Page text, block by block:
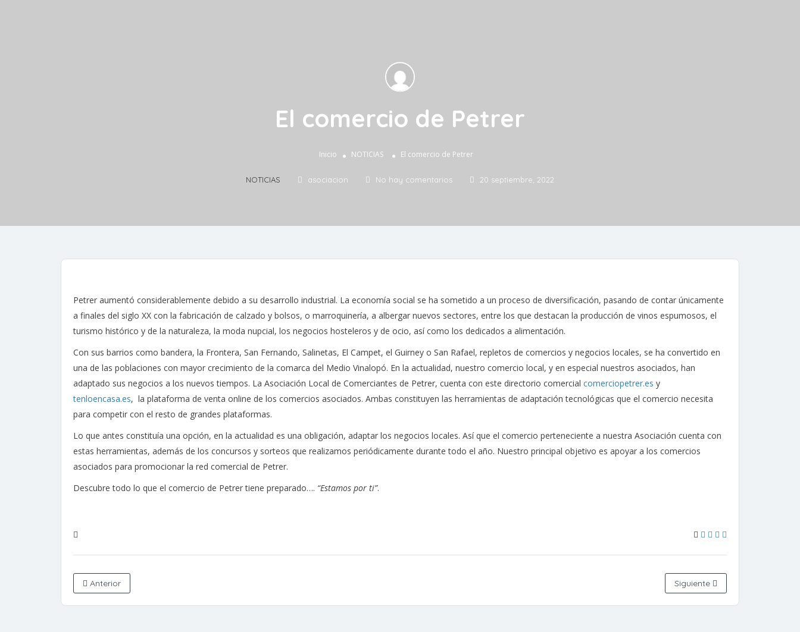
El comercio de Petrer
Inicio NOTICIAS El comercio de Petrer
NOTICIAS asociacion No hay comentarios 20 septiembre, 2022
Petrer aumentó considerablemente debido a su desarrollo industrial. La economía social se ha sometido a un proceso de diversificación, pasando de contar únicamente
a finales del siglo XX con la fabricación de calzado y bolsos, o marroquinería, a albergar nuevos sectores, entre los que destacan la producción de vinos espumosos, el
turismo histórico y de la naturaleza, la moda nupcial, los negocios hosteleros y de ocio, así como los dedicados a alimentación.
Con sus barrios como bandera, la Frontera, San Fernando, Salinetas, El Campet, el Guirney o San Rafael, repletos de comercios y negocios locales, se ha convertido en
una de las poblaciones con mayor crecimiento de la comarca del Medio Vinalopó. En la actualidad, nuestro comercio local, y en especial nuestros asociados, han
adaptado sus negocios a los nuevos tiempos. La Asociación Local de Comerciantes de Petrer, cuenta con este directorio comercial comerciopetrer.es y
tenloencasa.es, la plataforma de venta online de los comercios asociados. Ambas constituyen las herramientas de adaptación tecnológicas que el comercio necesita
para competir con el resto de grandes plataformas.
Lo que antes constituía una opción, en la actualidad es una obligación, adaptar los negocios locales. Así que el comercio perteneciente a nuestra Asociación cuenta con
estas herramientas, además de los concursos y sorteos que realizamos periódicamente durante todo el año. Nuestro principal objetivo es apoyar a los comercios
asociados para promocionar la red comercial de Petrer.
Descubre todo lo que el comercio de Petrer tiene preparado…. “Estamos por ti”.
Anterior Siguiente